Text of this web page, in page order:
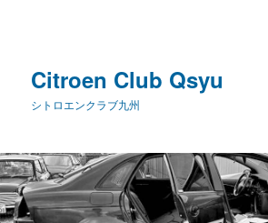
へ
移
動
移
動
Citroen Club Qsyu
シトロエンクラブ九州